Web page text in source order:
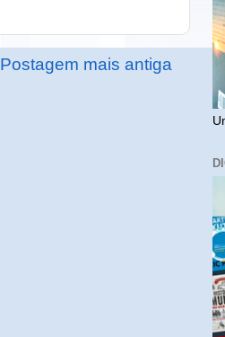
Postagem mais antiga